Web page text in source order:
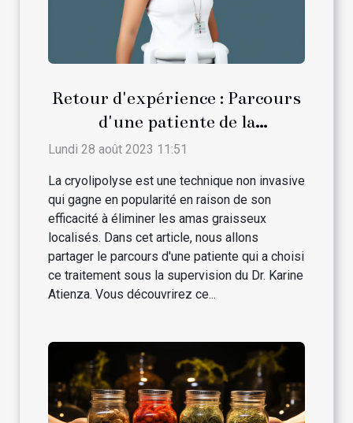
Retour d'expérience : Parcours
d'une patiente de la
cryolipolyse avec le Dr. Karine
Lundi 28 août 2023 11:51
La cryolipolyse est une technique non invasive
qui gagne en popularité en raison de son
efficacité à éliminer les amas graisseux
localisés. Dans cet article, nous allons
partager le parcours d'une patiente qui a choisi
ce traitement sous la supervision du Dr. Karine
Atienza. Vous découvrirez ce...